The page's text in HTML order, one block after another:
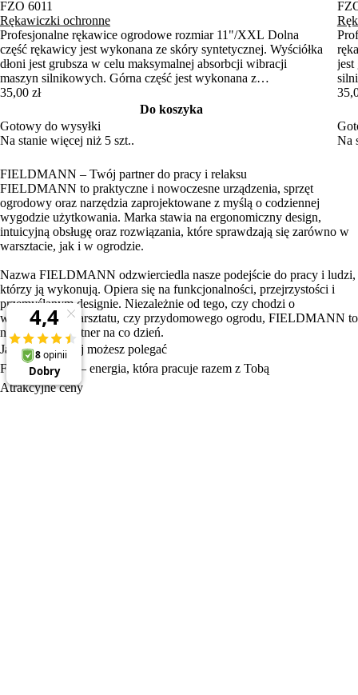
FZO 6011
Rękawiczki ochronne
Profesjonalne rękawice ogrodowe rozmiar 11"/XXL Dolna
część rękawicy jest wykonana ze skóry syntetycznej. Wyściółka
dłoni jest grubsza w celu maksymalnej absorbcji wibracji
maszyn silnikowych. Górna część jest wykonana z
elastycznego neoprenu, a palce są pokryte skórą syntetyczną.
Rękawiczki można również przymocować za pomocą taśmy
Velcro, co zapobiegnie ich ślizganiu.
35,00 zł
Do koszyka
Gotowy do wysyłki
Na stanie więcej niż 5 szt..
jest
Na
FIELDMANN – Twój partner do pracy i relaksu
FIELDMANN to praktyczne i nowoczesne urządzenia, sprzęt
ogrodowy oraz narzędzia zaprojektowane z myślą o codziennej
wygodzie użytkowania. Marka stawia na ergonomiczny design,
intuicyjną obsługę oraz rozwiązania, które sprawdzają się zarówno w
warsztacie, jak i w ogrodzie.
Nazwa FIELDMANN odzwierciedla nasze podejście do pracy i ludzi,
którzy ją wykonują. Opiera się na funkcjonalności, przejrzystości i
przemyślanym designie. Niezależnie od tego, czy chodzi o
wyposażenie warsztatu, czy przydomowego ogrodu, FIELDMANN to
niezawodny partner na co dzień.
Jakość, na której możesz polegać
FIELDMANN – energia, która pracuje razem z Tobą
Atrakcyjne ceny